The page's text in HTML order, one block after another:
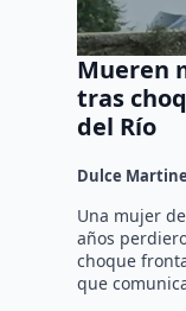
Mueren
tras
del Río
Dulce
Una mujer
años
choque
que